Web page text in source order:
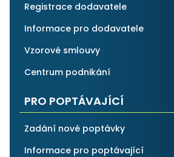
Registrace dodavatele
Informace pro dodavatele
Vzorové smlouvy
Centrum podnikání
PRO POPTÁVAJÍCÍ
Zadání nové poptávky
Informace pro poptávající